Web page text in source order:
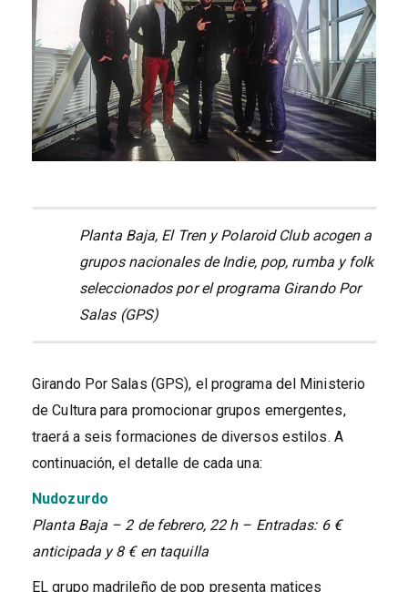
Planta Baja, El Tren y Polaroid Club acogen a
grupos nacionales de Indie, pop, rumba y folk
seleccionados por el programa Girando Por
Salas (GPS)
Girando Por Salas (GPS), el programa del Ministerio
de Cultura para promocionar grupos emergentes,
traerá a seis formaciones de diversos estilos. A
continuación, el detalle de cada una:
Nudozurdo
Planta Baja – 2 de febrero, 22 h – Entradas: 6 €
anticipada y 8 € en taquilla
EL grupo madrileño de pop presenta matices